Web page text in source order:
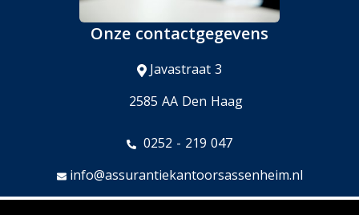
Onze contactgegevens
Javastraat 3
2585 AA Den Haag
0252 - 219 047
info@assurantiekantoorsassenheim.nl